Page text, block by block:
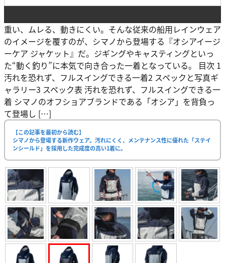
重い、ムレる、動きにくい。そんな従来の船用レインウェア
のイメージを覆すのが、シマノから登場する『オシアイージ
ーケア ジャケット』だ。ジギングやキャスティングといっ
た“動く釣り”に本気で向き合った一着となっている。 目次 1
汚れを恐れず、フルスイングできる一着2 スペックと写真ギ
ャラリー3 スペック表 汚れを恐れず、フルスイングできる一
着 シマノのオフショアブランドである「オシア」を背負っ
て登場し […]
【この記事を最初から読む】
シマノから登場する新作ウェア。汚れにくく、メンテナンス性に優れた「ステイ
ンシールド」を採用した完成度の高い1着に。